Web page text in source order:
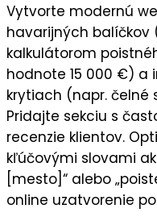
Vytvorte modernú
havarijných balíčkov
kalkulátorom
hodnote 15 000 €) a
krytiach (napr. čelné
Pridajte sekciu s
recenzie klientov.
kľúčovými slovami
[mesto]“ alebo
online uzatvorenie